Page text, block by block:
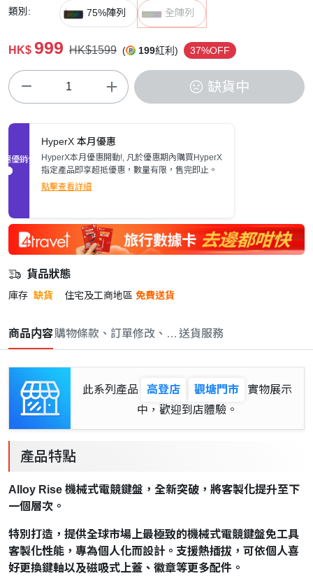
類別: 75%陣列 全陣列
HK$ 999 HK$1599 ( 199紅利) 37%OFF
缺貨中
促銷優惠
HyperX 本月優惠
HyperX本月優惠開動!, 凡於優惠期內購買HyperX
指定產品即享超抵優惠，數量有限，售完即止。
點擊查看詳細
貨品狀態
庫存 缺貨 住宅及工商地區 免費送貨
商品内容購物條款、訂單修改、取消與退款政策
送貨服務
此系列產品 高登店 觀塘門市
實物展示
中，歡迎到店體驗。
產品特點
Alloy Rise 機械式電競鍵盤，全新突破，將客製化提升至下
一個層次。
特別打造，提供全球市場上最極致的機械式電競鍵盤免工具
客製化性能，專為個人化而設計。支援熱插拔，可依個人喜
好更換鍵軸以及磁吸式上蓋、徽章等更多配件。